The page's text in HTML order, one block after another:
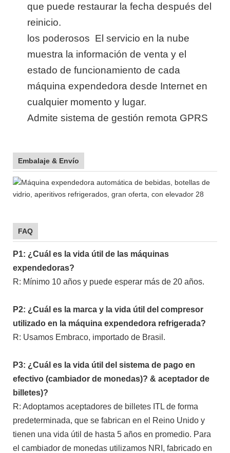
que puede restaurar la fecha después del
reinicio.
los poderosos El servicio en la nube
muestra la información de venta y el
estado de funcionamiento de cada
máquina expendedora desde Internet en
cualquier momento y lugar.
Admite sistema de gestión remota GPRS
Embalaje & Envío
FAQ
P1: ¿Cuál es la vida útil de las máquinas
expendedoras?
R: Mínimo 10 años y puede esperar más de 20 años.
P2: ¿Cuál es la marca y la vida útil del compresor
utilizado en la máquina expendedora refrigerada?
R: Usamos Embraco, importado de Brasil.
P3: ¿Cuál es la vida útil del sistema de pago en
efectivo (cambiador de monedas)? & aceptador de
billetes)?
R: Adoptamos aceptadores de billetes ITL de forma
predeterminada, que se fabrican en el Reino Unido y
tienen una vida útil de hasta 5 años en promedio. Para
el cambiador de monedas utilizamos NRI, fabricado en